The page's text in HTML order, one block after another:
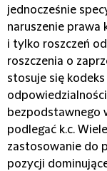
jednocześnie
naruszenie prawa
i tylko roszczeń
roszczenia o
stosuje się kodeks
bezpodstawnego
podlegać k.c.
zastosowanie do
pozycji